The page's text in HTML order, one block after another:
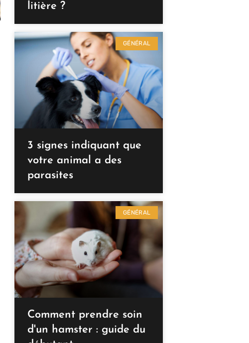
litière ?
GÉNÉRAL
3 signes indiquant que
votre animal a des
parasites
GÉNÉRAL
Comment prendre soin
d'un hamster : guide du